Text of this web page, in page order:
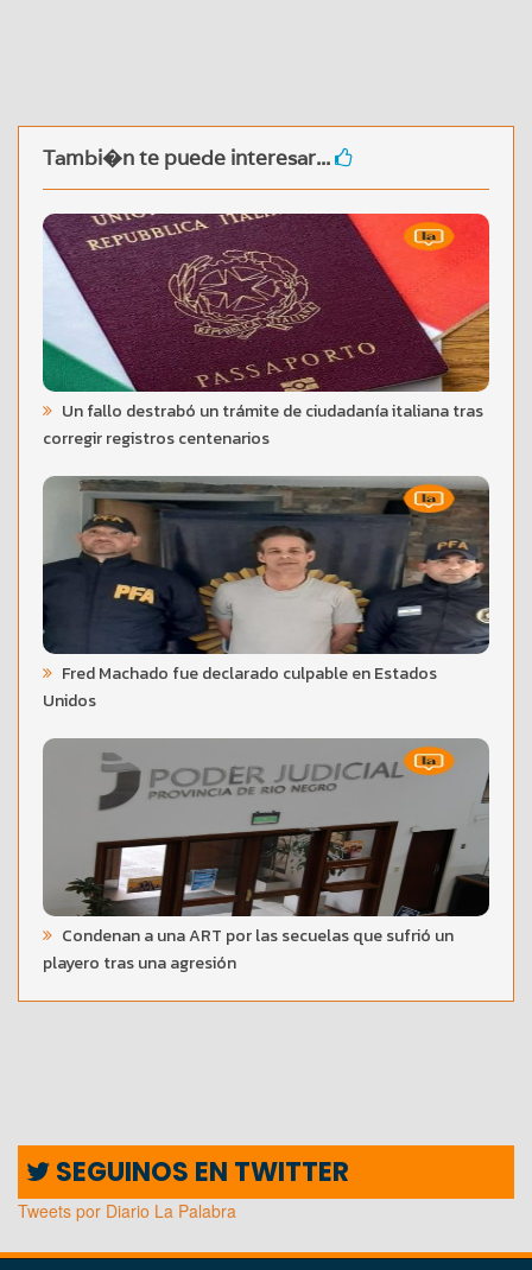
Tambi�n te puede interesar...
Un fallo destrabó un trámite de ciudadanía italiana tras
corregir registros centenarios
Fred Machado fue declarado culpable en Estados
Unidos
Condenan a una ART por las secuelas que sufrió un
playero tras una agresión
SEGUINOS EN TWITTER
Tweets por Diario La Palabra